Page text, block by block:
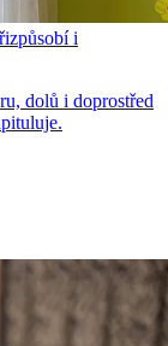
i
dolů i doprostřed